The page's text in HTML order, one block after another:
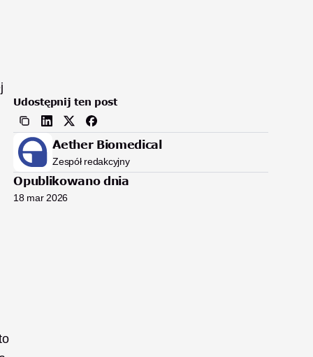
Udostępnij ten post
Aether Biomedical
Zespół redakcyjny
Opublikowano dnia
18 mar 2026